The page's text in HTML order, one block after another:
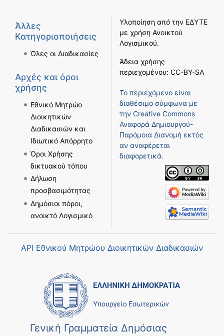
Άλλες
Κατηγοριοποιήσεις
Όλες οι Διαδικασίες
Αρχές και όροι
χρήσης
Εθνικό Μητρώο
Διοικητικών
Διαδικασιών και
Ιδιωτικό Απόρρητο
Όροι Χρήσης
δικτυακού τόπου
Δήλωση
προσβασιμότητας
Δημόσιοι πόροι,
ανοικτό Λογισμικό
Υλοποίηση από την ΕΔΥΤΕ
με χρήση Ανοικτού
Λογισμικού.
Άδεια χρήσης
περιεχομένου: CC-BY-SA
Το περιεχόμενο είναι
διαθέσιμο σύμφωνα με
την Creative Commons
Αναφορά Δημιουργού-
Παρόμοια Διανομή εκτός
αν αναφέρεται
διαφορετικά.
API Εθνικού Μητρώου Διοικητικών Διαδικασιών
Γενική Γραμματεία Δημόσιας